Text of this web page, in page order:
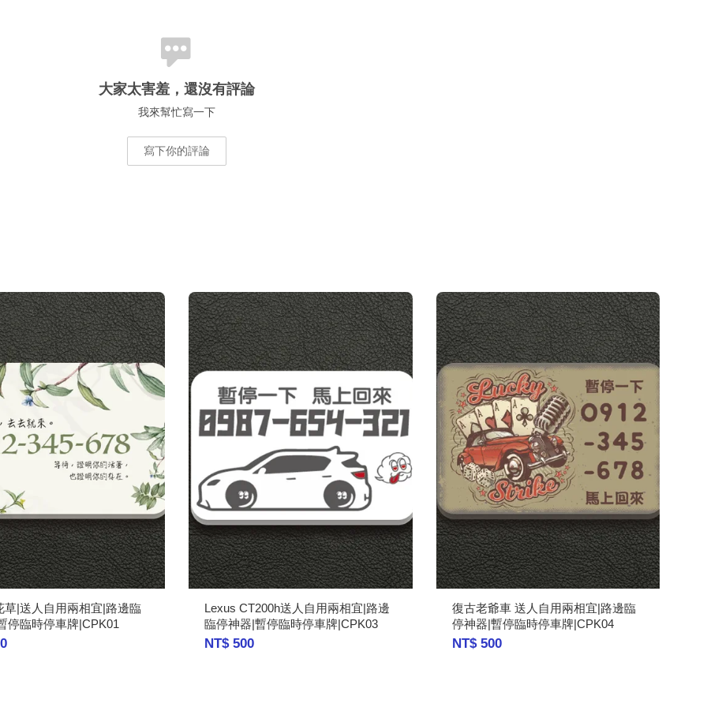
大家太害羞，還沒有評論
我來幫忙寫一下
寫下你的評論
草|送人自用兩相宜|路邊臨
停臨時停車牌|CPK01
Lexus CT200h送人自用兩相宜|路邊
臨停神器|暫停臨時停車牌|CPK03
NT$ 500
復古老爺車 送人自用兩相宜|路邊臨
停神器|暫停臨時停車牌|CPK04
NT$ 500